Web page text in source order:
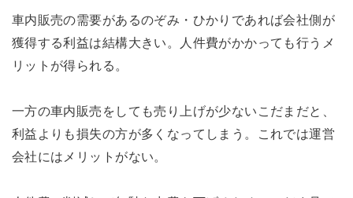
車内販売の需要があるのぞみ・ひかりであれば会社側が
獲得する利益は結構大きい。人件費がかかっても行うメ
リットが得られる。
一方の車内販売をしても売り上げが少ないこだまだと、
利益よりも損失の方が多くなってしまう。これでは運営
会社にはメリットがない。